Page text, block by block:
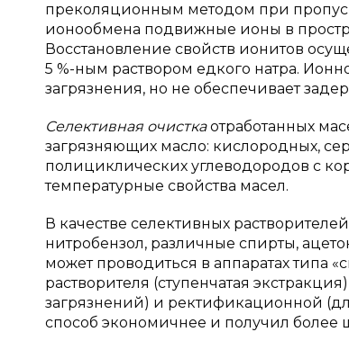
преколяционным методом при
ионообмена подвижные ионы в
Восстановление свойств ионитов
5 %-ным раствором едкого натра.
загрязнения, но не обеспечивает
Селективная очисткаотработанных
загрязняющих масло: кислородных,
полициклических углеводородов с
температурные свойства масел.
В качестве селективных
нитробензол, различные спирты,
может проводиться в аппаратах типа
растворителя (ступенчатая
загрязнений) и ректификационной
способ экономичнее и получил более